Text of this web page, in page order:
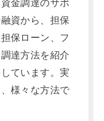
金調達のサポ
資から、担保
保ローン、フ
達方法を紹介
ています。実
様々な方法で